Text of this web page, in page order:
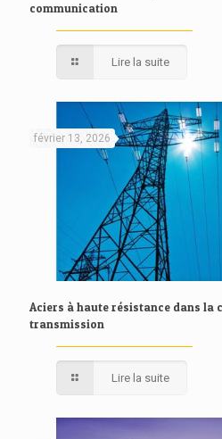
communication
Lire la suite
février 13, 2026
Aciers à haute résistance dans la
transmission
Lire la suite